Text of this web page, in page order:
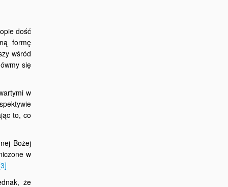
dość
formę
wśród
się
w
to, co
Bożej
w
że